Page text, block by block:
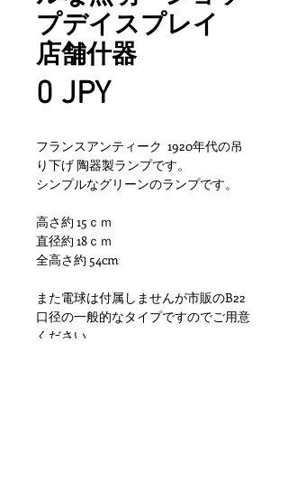
プデイスプレイ
店舗什器
0 JPYPrix
フランスアンティーク 1920年代の吊
り下げ 陶器製ランプです。
シンプルなグリーンのランプです。
高さ約 15ｃｍ
直径約 18ｃｍ
全高さ約 54cm
また電球は付属しませんが市販のB22
口径の一般的なタイプですのでご用意
ください。